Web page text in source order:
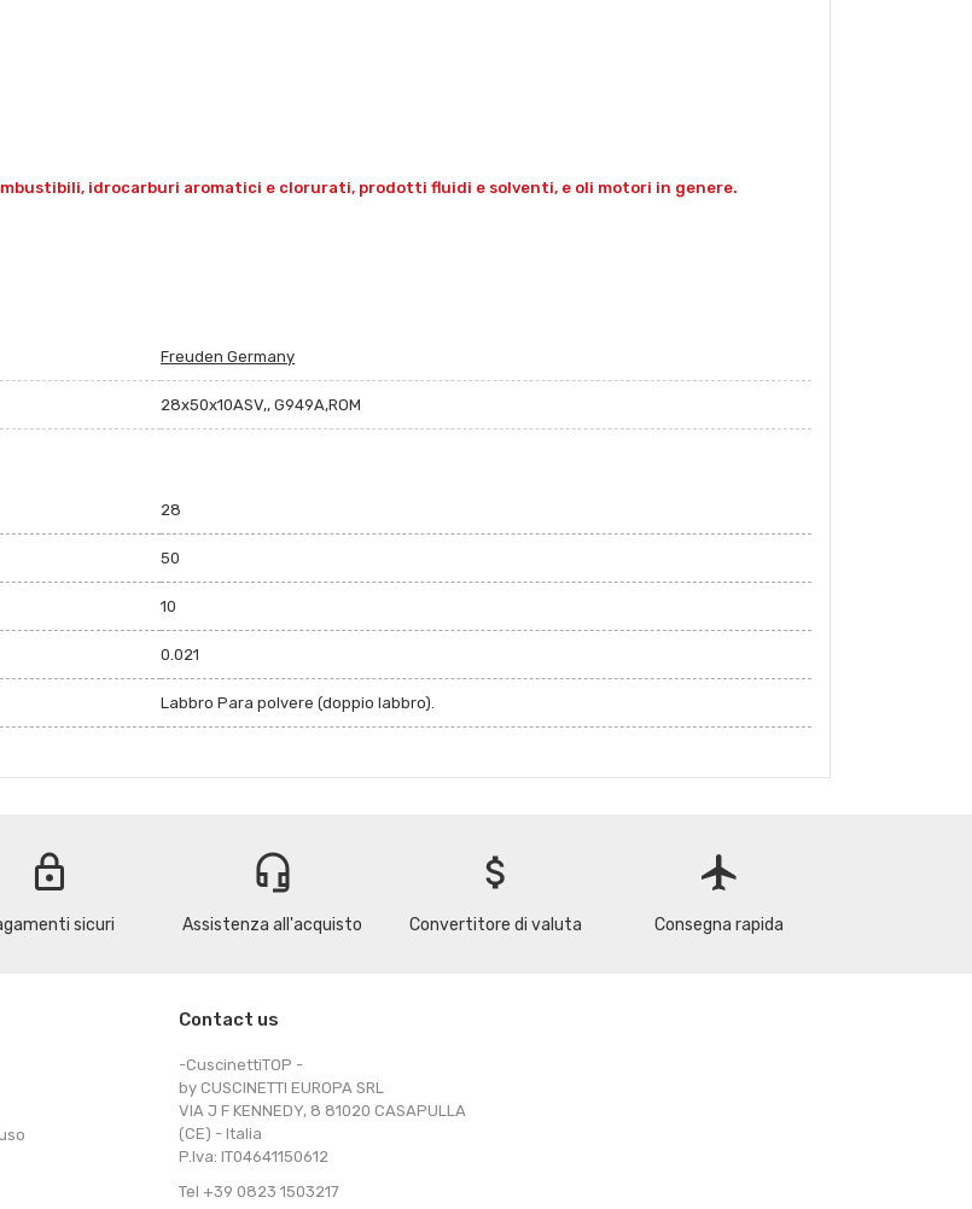
idrocarburi aromatici e clorurati, prodotti fluidi e solventi, e oli motori in genere.
Freuden Germany
28x50x10ASV,, G949A,ROM
28
50
10
0.021
Labbro Para polvere (doppio labbro).
lock
sicuri
headset_mic
Assistenza all'acquisto
attach_money
Convertitore di valuta
flight
Consegna rapida
Contact us
-CuscinettiTOP -
by CUSCINETTI EUROPA SRL
VIA J F KENNEDY, 8 81020 CASAPULLA
(CE) - Italia
P.Iva: IT04641150612
Tel +39 0823 1503217